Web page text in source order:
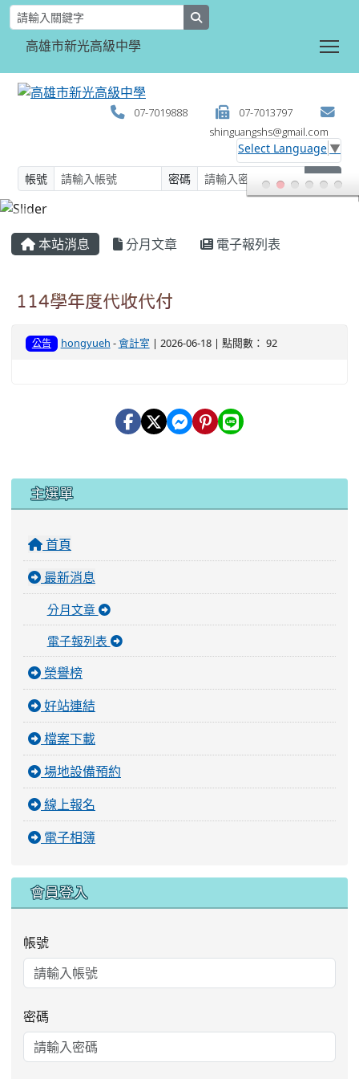
高雄市新光高級中學
07-7019888
07-7013797
shinguangshs@gmail.com
Select Language ▼
帳號
密碼 登入
本站消息 分月文章 電子報列表
114學年度代收代付
公告 hongyueh -會計室 | 2026-06-18 | 點閱數： 92
::: 主選單
首頁
最新消息
分月文章
電子報列表
榮譽榜
好站連結
檔案下載
場地設備預約
線上報名
電子相簿
會員登入
帳號
密碼